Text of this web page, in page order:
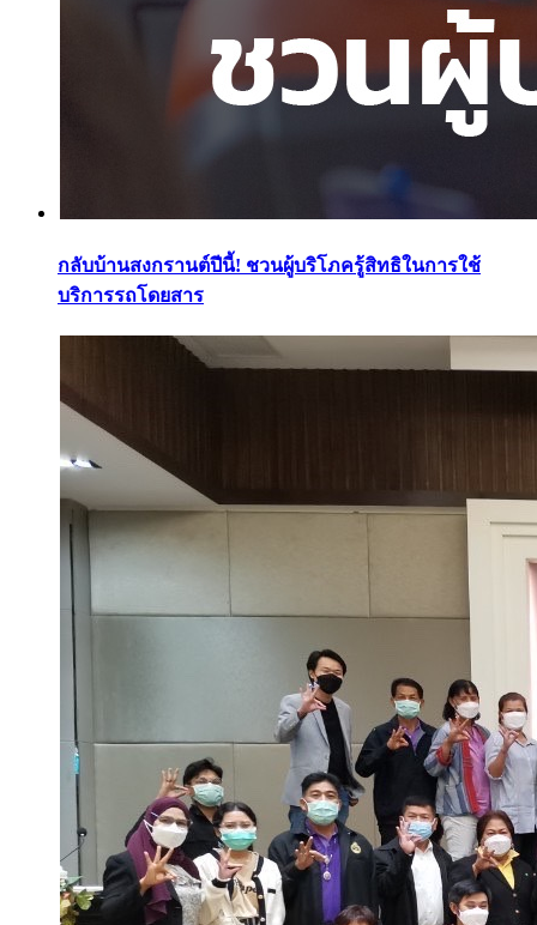
กลับบ้านสงกรานต์ปีนี้! ชวนผู้บริโภครู้สิทธิในการใช้
บริการรถโดยสาร